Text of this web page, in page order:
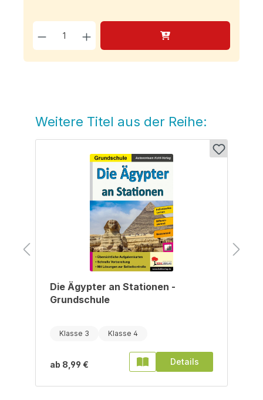
Produkt Anzahl: Gib den
Produktgalerie überspringen
Weitere Titel aus der Reihe:
Die Ägypter an Stationen -
Grundschule
Klasse 3 Klasse 4
ab 8,99 € Details